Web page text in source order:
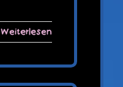
Weiterlesen